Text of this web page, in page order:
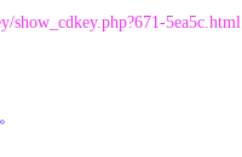
show_cdkey.php?671-5ea5c.html